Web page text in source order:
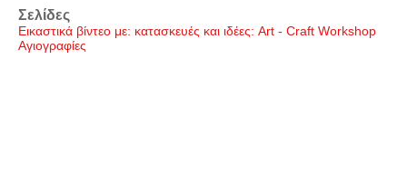
Σελίδες
Εικαστικά βίντεο με: κατασκευές και ιδέες: Art - Craft Workshop
Αγιογραφίες